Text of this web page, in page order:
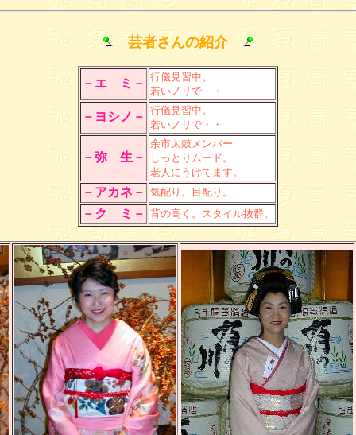
芸者さんの紹介
－エ ミ－ 行儀見習中。
若いノリで・・
－ヨシノ－ 行儀見習中。
若いノリで・・
－弥 生－
余市太鼓メンバー
しっとりムード。
老人にうけてます。
－アカネ－ 気配り。目配り。
－ク ミ－ 背の高く。スタイル抜群。